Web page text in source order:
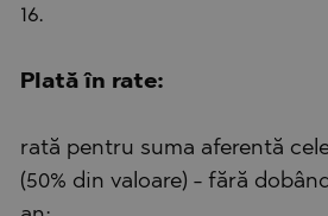
16.
Plată în rate:
rată pentru suma aferentă
(50% din valoare) - fără